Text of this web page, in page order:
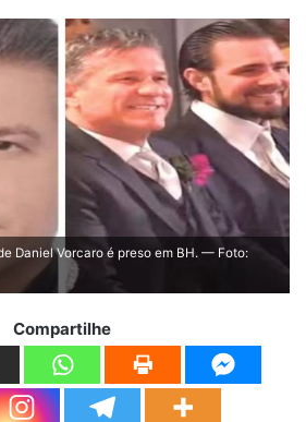
Daniel Vorcaro é preso em BH. — Foto:
Compartilhe